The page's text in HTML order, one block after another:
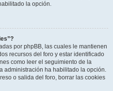
la opción.
por phpBB, las cuales le mantienen
recursos del foro y estar identificado
como leer el seguimiento de la
administración ha habilitado la opción.
o salida del foro, borrar las cookies